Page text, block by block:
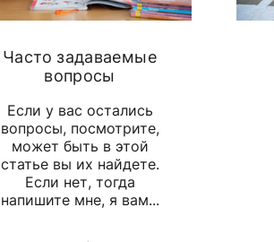
Часто задаваемые
вопросы
Если у вас остались
вопросы, посмотрите,
может быть в этой
статье вы их найдете.
Если нет, тогда
напишите мне, я вам...